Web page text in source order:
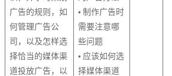
广告的规则，如
何管理广告公
司，以及怎样选
择恰当的媒体渠
道投放广告，以
• 制作广告时
需要注意哪
些问题
• 应该如何选
择媒体渠道